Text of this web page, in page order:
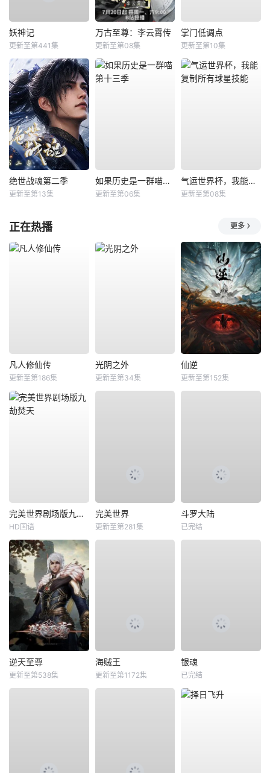
妖神记
更新至第441集
万古至尊：李云霄传
更新至第08集
掌门低调点
更新至第10集
绝世战魂第二季
更新至第13集
如果历史是一群喵第十三季
更新至第06集
气运世界杯，我能复制所有球星技能
更新至第08集
正在热播 更多
凡人修仙传
更新至第186集
光阴之外
更新至第34集
仙逆
更新至第152集
完美世界剧场版九劫焚天
HD国语
完美世界
更新至第281集
斗罗大陆
已完结
逆天至尊
更新至第538集
海贼王
更新至第1172集
银魂
已完结